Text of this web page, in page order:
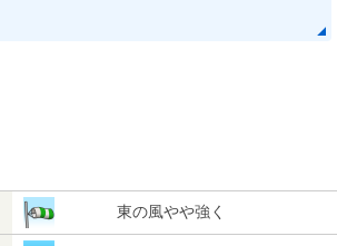
東の風やや強く